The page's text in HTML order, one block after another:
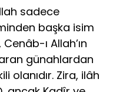
sadece
başka isim
ı Allah’ın
günahlardan
olanıdır. Zira, ilâh